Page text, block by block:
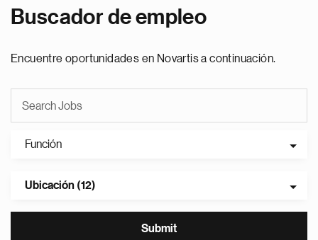
Buscador de empleo
Encuentre oportunidades en Novartis a continuación.
Función
Ubicación (12)